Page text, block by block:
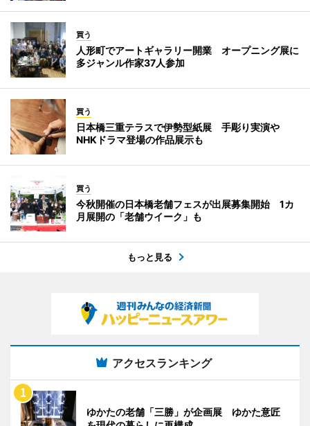
買う
人形町でアートギャラリー開業 オープニング展に
多ジャンル作家37人参加
買う
日本橋三重テラスで伊勢型紙展 手彫り実演や
NHKドラマ登場の作品展示も
買う
今秋開催の日本橋老舗フェスが出展募集開始 1カ
月展開の「老舗ウイーク」も
もっと見る
アクセスランキング
ゆかたの老舗「三勝」が企画展 ゆかた意匠